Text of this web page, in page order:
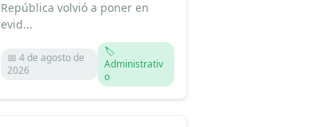
República volvió a poner en
evid...
📅 4 de agosto de
2026
🏷️
Administrativ
o